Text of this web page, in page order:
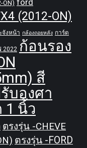
ON)
(2012-ON)
จังหน้า กล้องถอยหลัง การ์ด
2022 ก้อนรอง
สี
บองศา
1 นิ้ว
ตรงรุ่น -CHEVE
ตรงรุ่น -FORD